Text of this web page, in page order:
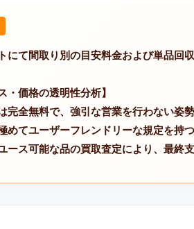
にて間取り別の目安料金および単品回
・価格の透明性分析】
完全無料で、強引な営業を行わない姿
めてユーザーフレンドリーな規定を持
ース可能な品の買取査定により、最終